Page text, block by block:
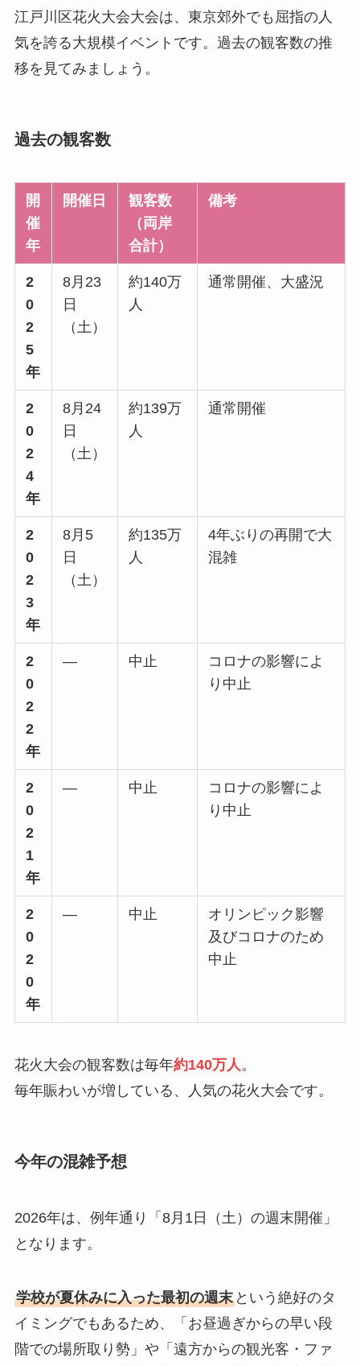
江戸川区花火大会大会は、東京郊外でも屈指の人
気を誇る大規模イベントです。過去の観客数の推
移を見てみましょう。
過去の観客数
開
催
年
開催日
観客数
（両岸
合計）
備考
2
0
2
5
年
8月23
日
（土）
約140万
人
通常開催、大盛況
2
0
2
4
年
8月24
日
（土）
約139万
人
通常開催
2
0
2
3
年
8月5
日
（土）
約135万
人
4年ぶりの再開で大
混雑
2
0
2
2
年
― 中止
コロナの影響によ
り中止
2
0
2
1
年
― 中止
コロナの影響によ
り中止
2
0
2
0
年
― 中止
オリンピック影響
及びコロナのため
中止
花火大会の観客数は毎年約140万人 。
毎年賑わいが増している、人気の花火大会です。
今年の混雑予想
2026年は、例年通り「8月1日（土）の週末開催」
となります。
学校が夏休みに入った最初の週末という絶好のタ
イミングでもあるため、「お昼過ぎからの早い段
階での場所取り勢」や「遠方からの観光客・ファ